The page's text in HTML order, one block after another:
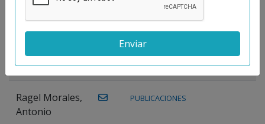
Moreno
Rocío
Ragel Morales,
Antonio
PUBLICACIONES